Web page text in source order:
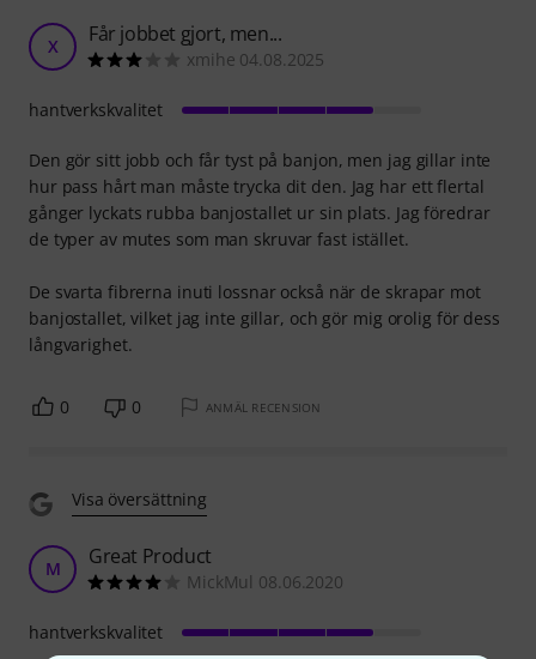
X Får jobbet gjort, men...
xmihe 04.08.2025
Den gör sitt jobb och får tyst på banjon, men jag gillar inte
hur pass hårt man måste trycka dit den. Jag har ett flertal
gånger lyckats rubba banjostallet ur sin plats. Jag föredrar
de typer av mutes som man skruvar fast istället.
De svarta fibrerna inuti lossnar också när de skrapar mot
banjostallet, vilket jag inte gillar, och gör mig orolig för dess
långvarighet.
hantverkskvalitet
0 0 ANMÄL RECENSION
Visa översättning
M Great Product
MickMul 08.06.2020
hantverkskvalitet